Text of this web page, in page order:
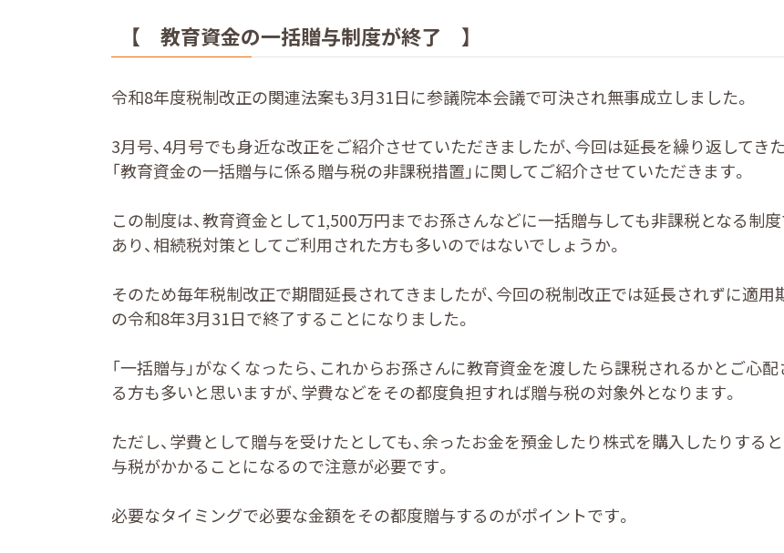
【 教育資金の一括贈与制度が終了 】
令和8年度税制改正の関連法案も3月31日に参議院本会議で可決され無事成立しました。
3月号、4月号でも身近な改正をご紹介させていただきましたが、今回は延長を繰り返してきた
「教育資金の一括贈与に係る贈与税の非課税措置」に関してご紹介させていただきます。
この制度は、教育資金として1,500万円までお孫さんなどに一括贈与しても非課税となる制
あり、相続税対策としてご利用された方も多いのではないでしょうか。
そのため毎年税制改正で期間延長されてきましたが、今回の税制改正では延長されずに適用
の令和8年3月31日で終了することになりました。
「一括贈与」がなくなったら、これからお孫さんに教育資金を渡したら課税されるかとご心
る方も多いと思いますが、学費などをその都度負担すれば贈与税の対象外となります。
ただし、学費として贈与を受けたとしても、余ったお金を預金したり株式を購入したりする
与税がかかることになるので注意が必要です。
必要なタイミングで必要な金額をその都度贈与するのがポイントです。